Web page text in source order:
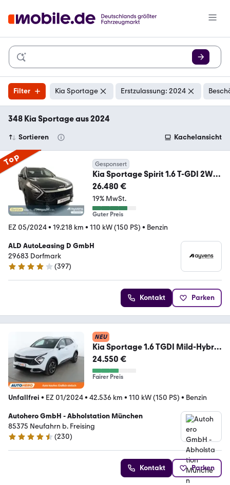
Filter Kia Sportage Erstzulassung: 2024
348 Kia Sportage aus 2024
Sortieren Kachelansicht
Top Gesponsert
Kia Sportage Spirit 1.6 T-GDI 2WD
Eco-Dyn.+ (48V
26.480 €
19% MwSt.
Guter Preis
EZ 05/2024• 19.218 km • 110 kW (150 PS) • Benzin
ALD AutoLeasing D GmbH
29683 Dorfmark
3.8 Sterne
(397)
Kontakt Parken
NEU
Kia Sportage 1.6 TGDI Mild-Hybrid
Vision Aut.*NAVI*
24.550 €
Fairer Preis
Unfallfrei • EZ 01/2024• 42.536 km • 110 kW (150 PS) • Benzin
Autohero GmbH - Abholstation München
85375 Neufahrn b. Freising
4.4 Sterne
(230)
Kontakt Parken